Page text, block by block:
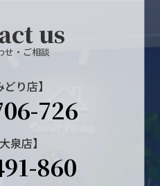
us
せ・ご相談
どり店】
726
泉店】
860